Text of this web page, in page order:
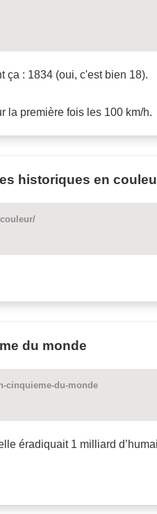
ça : 1834 (oui, c'est bien 18).
la première fois les 100 km/h.
historiques en
du monde
cinquieme-du-monde
éradiquait 1 milliard